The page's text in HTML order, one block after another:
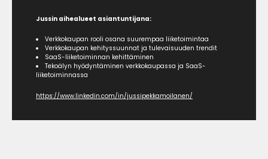
Jussin aihealueet asiantuntijana:
Verkkokaupan rooli osana suurempaa liiketoimintaa
Verkkokaupan kehityssuunnat ja tulevaisuuden trendit
SaaS-liiketoiminnan kehittäminen
Tekoälyn hyödyntäminen verkkokaupassa ja SaaS-
liiketoiminnassa
https://www.linkedin.com/in/jussipekkamoilanen/